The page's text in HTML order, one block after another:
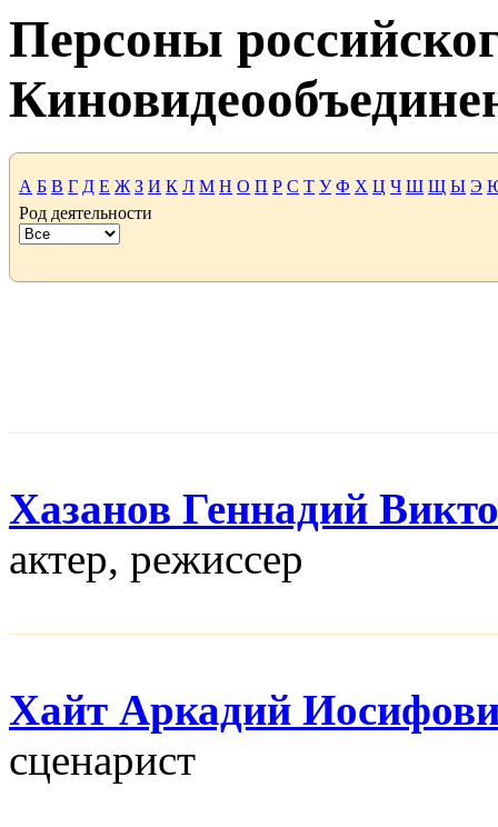
Персоны
А Б В Г Д Е Ж З И К Л М Н О П Р С Т У Ф Х Ц Ч Ш Щ Ы Э
Род деятельности
Хазанов Геннадий
актер, режисcер
Хайт Аркадий
сценарист